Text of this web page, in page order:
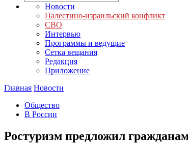
Новости
Палестино-израильский конфликт
СВО
Интервью
Программы и ведущие
Сетка вещания
Редакция
Приложение
Главная Новости
Общество
В России
Ростуризм предложил